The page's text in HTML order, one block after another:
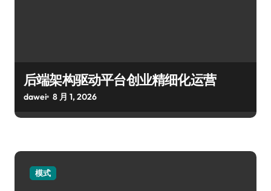
后端架构驱动平台创业精细化运营
dawei 8 月 1, 2026
模式